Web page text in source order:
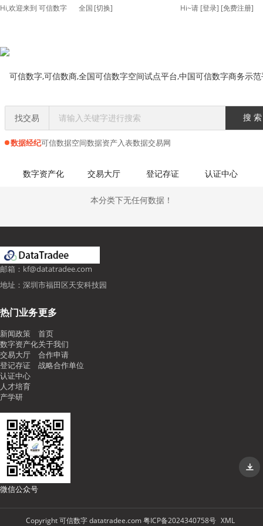
Hi,欢迎来到 可信数字 全国 [切换] Hi~请 [登录] [免费注册]
找交易 搜 索
数据经纪可信数据空间数据资产入表数据交易网
数字资产化 交易大厅 登记存证 认证中心
首页 >> 地方服务中心
本分类下无任何数据！
邮箱：kf@datatradee.com
地址：深圳市福田区天安科技园
热门业务
新闻政策
数字资产化
交易大厅
登记存证
认证中心
人才培育
产学研
更多
首页
关于我们
合作申请
战略合作单位
微信公众号
Copyright 可信数字 datatradee.com 粤ICP备2024340758号 XML